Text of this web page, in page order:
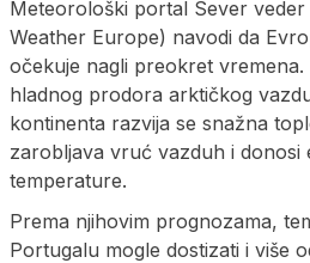
Meteorološki portal Sever
Weather Europe) navodi da
očekuje nagli preokret
hladnog prodora arktičkog
kontinenta razvija se snažna
zarobljava vruć vazduh i donosi
temperature.
Prema njihovim prognozama,
Portugalu mogle dostizati i više